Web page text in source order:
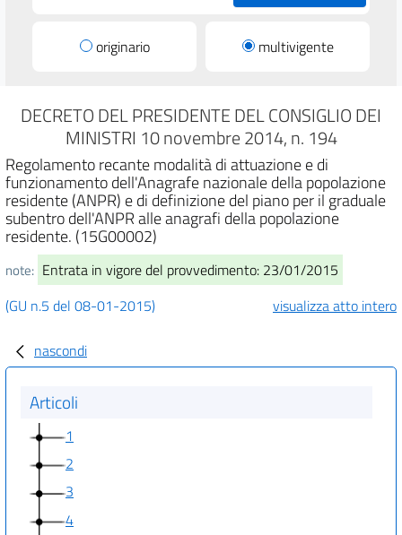
originario multivigente
DECRETO DEL PRESIDENTE DEL CONSIGLIO DEI
MINISTRI 10 novembre 2014, n. 194
Regolamento recante modalità di attuazione e di
funzionamento dell'Anagrafe nazionale della popolazione
residente (ANPR) e di definizione del piano per il graduale
subentro dell'ANPR alle anagrafi della popolazione
residente. (15G00002)
note: Entrata in vigore del provvedimento: 23/01/2015
(GU n.5 del 08-01-2015)
visualizza atto intero
nascondi
Articoli
1
2
3
4